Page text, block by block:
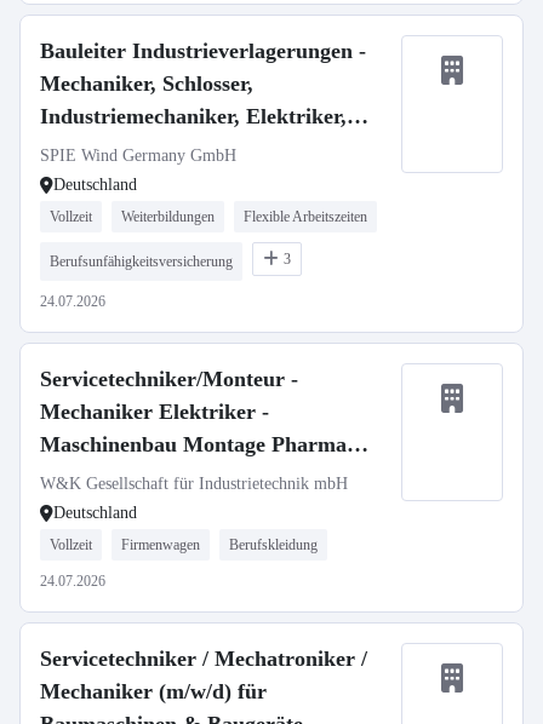
Bauleiter Industrieverlagerungen -
Mechaniker, Schlosser,
Industriemechaniker, Elektriker,
Techniker m/w/d
SPIE Wind Germany GmbH
Deutschland
Vollzeit Weiterbildungen Flexible Arbeitszeiten
Berufsunfähigkeitsversicherung 3
24.07.2026
Servicetechniker/Monteur -
Mechaniker Elektriker -
Maschinenbau Montage Pharma
Medizintechnik (m/w/d)
W&K Gesellschaft für Industrietechnik mbH
Deutschland
Vollzeit Firmenwagen Berufskleidung
24.07.2026
Servicetechniker / Mechatroniker /
Mechaniker (m/w/d) für